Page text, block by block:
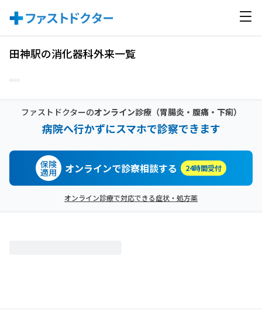
田神駅の消化器科外来一覧
ファストドクターのオンライン診療（胃腸炎・腹痛・下痢）
病院へ行かずにスマホで診察できます
保険
適用 オンラインで診察相談する 24時間受付
オンライン診療で対応できる症状・処方薬